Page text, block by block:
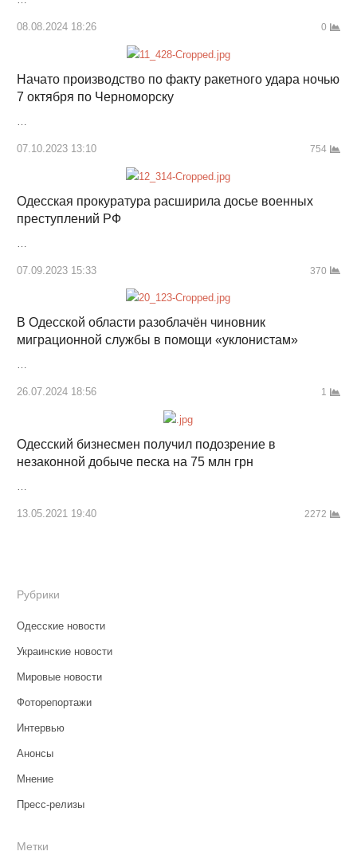
08.08.2024 18:26 0
Начато производство по факту ракетного удара ночью
7 октября по Черноморску
07.10.2023 13:10 754
Одесская прокуратура расширила досье военных
преступлений РФ
07.09.2023 15:33 370
В Одесской области разоблачён чиновник
миграционной службы в помощи «уклонистам»
…
26.07.2024 18:56 1
Одесский бизнесмен получил подозрение в
незаконной добыче песка на 75 млн грн
…
13.05.2021 19:40 2272
Рубрики
Одесские новости
Украинские новости
Мировые новости
Фоторепортажи
Интервью
Анонсы
Мнение
Пресс-релизы
Метки